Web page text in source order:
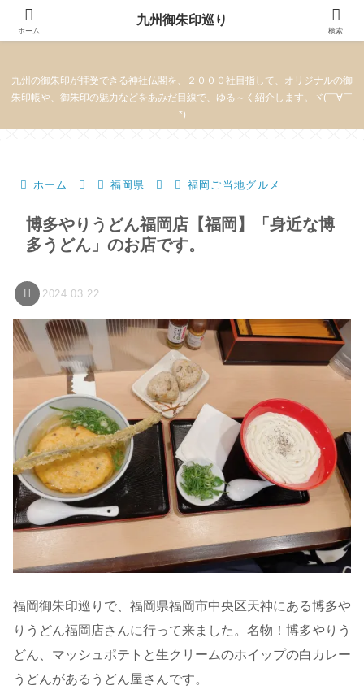
九州御朱印巡り
九州の御朱印が拝受できる神社仏閣を、２０００社目指して、オリジナルの御
朱印帳や、御朱印の魅力などをあみだ目線で、ゆる～く紹介します。ヾ(￣∀￣
*)
ホーム 福岡県 福岡ご当地グルメ
博多やりうどん福岡店【福岡】「身近な博
多うどん」のお店です。
2024.03.22
福岡御朱印巡りで、福岡県福岡市中央区天神にある博多や
りうどん福岡店さんに行って来ました。名物！博多やりう
どん、マッシュポテトと生クリームのホイップの白カレー
うどんがあるうどん屋さんです。
ホーム
九州御朱印巡り
検索